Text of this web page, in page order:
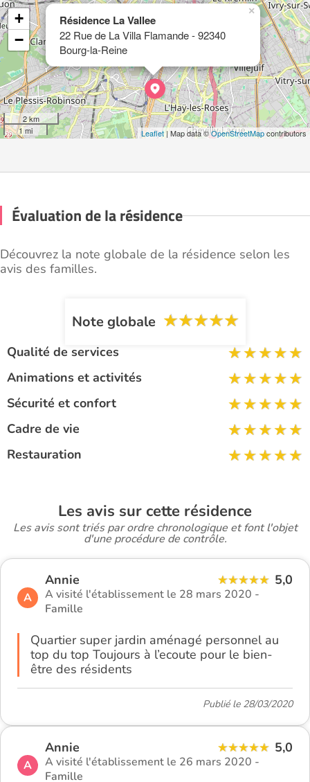
Résidence La Vallee
22 Rue de La Villa Flamande - 92340
Bourg-la-Reine
×
+
−
2 km
1 mi
Leaflet | Map data ©OpenStreetMapcontributors
Évaluation de la résidence
Découvrez la note globale de la résidence selon les
avis des familles.
Note globale
Qualité de services
Animations et activités
Sécurité et confort
Cadre de vie
Restauration
Les avis sur cette résidence
Les avis sont triés par ordre chronologique et font l'objet
d'une procédure de contrôle.
A
Annie 5,0
A visité l'établissement le 28 mars 2020 -
Famille
Quartier super jardin aménagé personnel au
top du top Toujours à l’ecoute pour le bien-
être des résidents
Publié le 28/03/2020
A
Annie 5,0
A visité l'établissement le 26 mars 2020 -
Famille